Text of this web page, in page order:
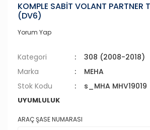
KOMPLE SABİT VOLANT PARTNER
(DV6)
Yorum Yap
Kategori
308 (2008-2018)
Marka
MEHA
Stok Kodu
s_MHA MHV19019
UYUMLULUK
ARAÇ ŞASE NUMARASI